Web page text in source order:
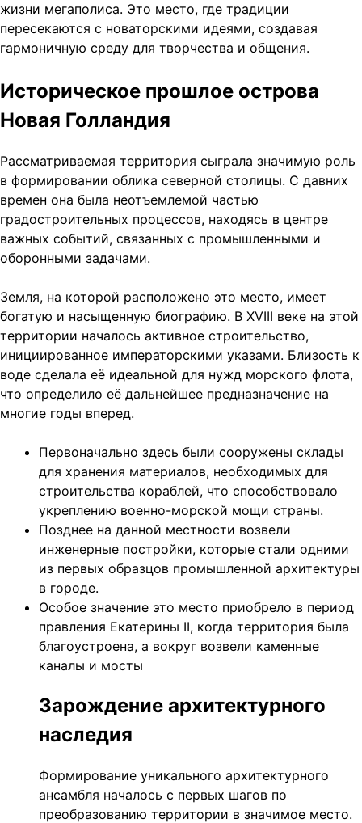
жизни мегаполиса. Это место, где традиции
пересекаются с новаторскими идеями, создавая
гармоничную среду для творчества и общения.
Историческое прошлое острова
Новая Голландия
Рассматриваемая территория сыграла значимую роль
в формировании облика северной столицы. С давних
времен она была неотъемлемой частью
градостроительных процессов, находясь в центре
важных событий, связанных с промышленными и
оборонными задачами.
Земля, на которой расположено это место, имеет
богатую и насыщенную биографию. В XVIII веке на этой
территории началось активное строительство,
инициированное императорскими указами. Близость к
воде сделала её идеальной для нужд морского флота,
что определило её дальнейшее предназначение на
многие годы вперед.
Первоначально здесь были сооружены склады
для хранения материалов, необходимых для
строительства кораблей, что способствовало
укреплению военно-морской мощи страны.
Позднее на данной местности возвели
инженерные постройки, которые стали одними
из первых образцов промышленной архитектуры
в городе.
Особое значение это место приобрело в период
правления Екатерины II, когда территория была
благоустроена, а вокруг возвели каменные
каналы и мосты
Зарождение архитектурного
наследия
Формирование уникального архитектурного
ансамбля началось с первых шагов по
преобразованию территории в значимое место.